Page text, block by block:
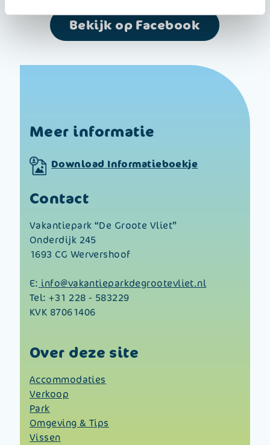
Bekijk op Facebook
Meer informatie
Download Informatieboekje
Contact
Vakantiepark “De Groote Vliet”
Onderdijk 245
1693 CG Wervershoof
E: info@vakantieparkdegrootevliet.nl
Tel:+31 228 - 583229
KVK 87061406
Over deze site
Accommodaties
Verkoop
Park
Omgeving & Tips
Vissen